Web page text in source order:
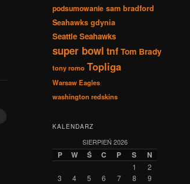
podsumowanie sam bradford
Seahawks gdynia
Seattle Seahawks
super bowl tnf Tom Brady
tony romo Topliga
Warsaw Eagles
washington redskins
KALENDARZ
SIERPIEŃ 2026
P W Ś C P S N
1
2
3
4 5 6 7 8
9